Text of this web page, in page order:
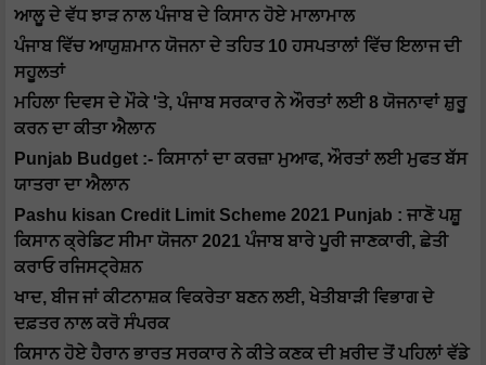
ਆਲੂ ਦੇ ਵੱਧ ਝਾੜ ਨਾਲ ਪੰਜਾਬ ਦੇ ਕਿਸਾਨ ਹੋਏ ਮਾਲਾਮਾਲ
ਪੰਜਾਬ ਵਿੱਚ ਆਯੁਸ਼ਮਾਨ ਯੋਜਨਾ ਦੇ ਤਹਿਤ 10 ਹਸਪਤਾਲਾਂ ਵਿੱਚ ਇਲਾਜ ਦੀ
ਸਹੂਲਤਾਂ
ਮਹਿਲਾ ਦਿਵਸ ਦੇ ਮੌਕੇ 'ਤੇ, ਪੰਜਾਬ ਸਰਕਾਰ ਨੇ ਔਰਤਾਂ ਲਈ 8 ਯੋਜਨਾਵਾਂ ਸ਼ੁਰੂ
ਕਰਨ ਦਾ ਕੀਤਾ ਐਲਾਨ
Punjab Budget :- ਕਿਸਾਨਾਂ ਦਾ ਕਰਜ਼ਾ ਮੁਆਫ, ਔਰਤਾਂ ਲਈ ਮੁਫਤ ਬੱਸ
ਯਾਤਰਾ ਦਾ ਐਲਾਨ
Pashu kisan Credit Limit Scheme 2021 Punjab : ਜਾਣੋ ਪਸ਼ੂ
ਕਿਸਾਨ ਕ੍ਰੇਡਿਟ ਸੀਮਾ ਯੋਜਨਾ 2021 ਪੰਜਾਬ ਬਾਰੇ ਪੂਰੀ ਜਾਣਕਾਰੀ, ਛੇਤੀ
ਕਰਾਓ ਰਜਿਸਟ੍ਰੇਸ਼ਨ
ਖਾਦ, ਬੀਜ ਜਾਂ ਕੀਟਨਾਸ਼ਕ ਵਿਕਰੇਤਾ ਬਣਨ ਲਈ, ਖੇਤੀਬਾੜੀ ਵਿਭਾਗ ਦੇ
ਦਫ਼ਤਰ ਨਾਲ ਕਰੋ ਸੰਪਰਕ
ਕਿਸਾਨ ਹੋਏ ਹੈਰਾਨ ਭਾਰਤ ਸਰਕਾਰ ਨੇ ਕੀਤੇ ਕਣਕ ਦੀ ਖ਼ਰੀਦ ਤੋਂ ਪਹਿਲਾਂ ਵੱਡੇ